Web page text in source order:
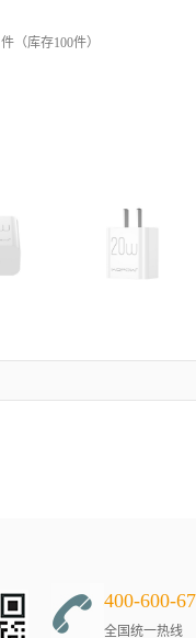
件（库存100件）
400-600-
全国统一热线